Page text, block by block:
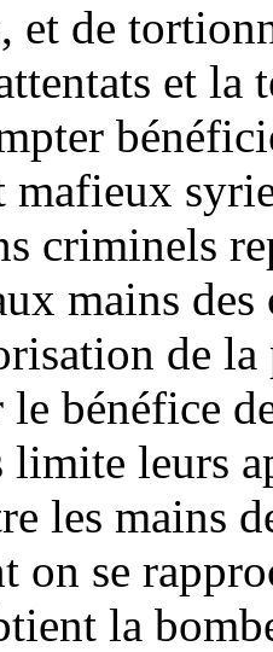
et de
et
mafieux
criminels
mains
de
le bénéfice
limite leurs
les mains
on se
la